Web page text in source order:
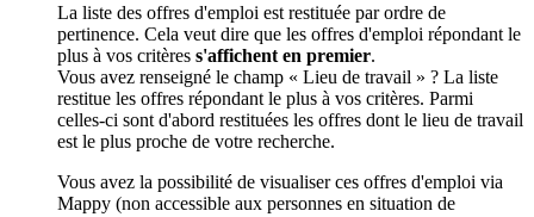
La liste des offres d'emploi est restituée par ordre de
pertinence. Cela veut dire que les offres d'emploi répondant le
plus à vos critères s'affichent en premier.
Vous avez renseigné le champ « Lieu de travail » ? La liste
restitue les offres répondant le plus à vos critères. Parmi
celles-ci sont d'abord restituées les offres dont le lieu de travail
est le plus proche de votre recherche.
Vous avez la possibilité de visualiser ces offres d'emploi via
Mappy (non accessible aux personnes en situation de